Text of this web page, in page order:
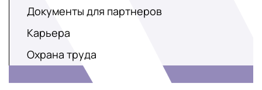
Документы для партнеров
Карьера
Охрана труда